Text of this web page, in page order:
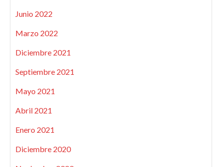
Junio 2022
Marzo 2022
Diciembre 2021
Septiembre 2021
Mayo 2021
Abril 2021
Enero 2021
Diciembre 2020